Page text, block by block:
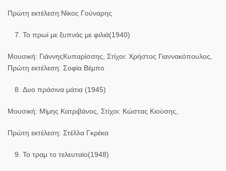
Πρώτη εκτέλεση:Νίκος Γούναρης
Το πρωί με ξυπνάς με φιλιά(1940)
Μουσική: ΓιάννηςΚυπαρίσσης, Στίχοι: Χρήστος Γιαννακόπουλος,
Πρώτη εκτέλεση: Σοφία Βέμπο
Δυο πράσινα μάτια (1945)
Μουσική: Μίμης Κατριβάνος, Στίχοι: Κώστας Κιούσης,
Πρώτη εκτέλεση: Στέλλα Γκρέκα
Το τραμ το τελευταίο(1948)